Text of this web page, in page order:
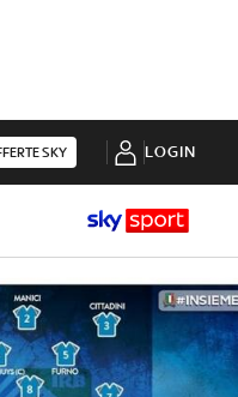
SKY LOGIN